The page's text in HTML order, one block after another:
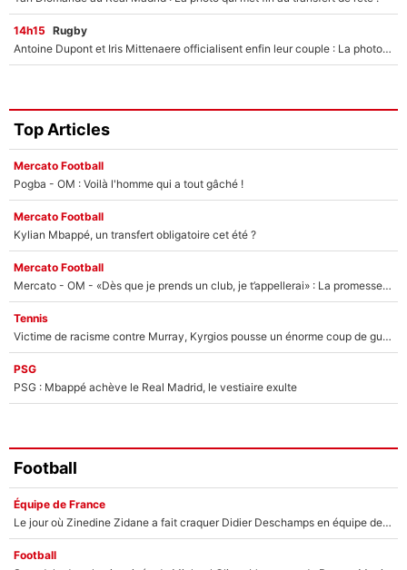
14h15 Rugby
Antoine Dupont et Iris Mittenaere officialisent enfin leur couple : La photo qui enflamme les réseaux sociaux
Top Articles
Mercato Football
Pogba - OM : Voilà l'homme qui a tout gâché !
Mercato Football
Kylian Mbappé, un transfert obligatoire cet été ?
Mercato Football
Mercato - OM - «Dès que je prends un club, je t’appellerai» : La promesse de Marcelino au moment de claquer la porte
Tennis
Victime de racisme contre Murray, Kyrgios pousse un énorme coup de gueule !
PSG
PSG : Mbappé achève le Real Madrid, le vestiaire exulte
Football
Équipe de France
Le jour où Zinedine Zidane a fait craquer Didier Deschamps en équipe de France : «Je m’en suis voulu», l’ancien sélectionneur a regretté son geste !
Football